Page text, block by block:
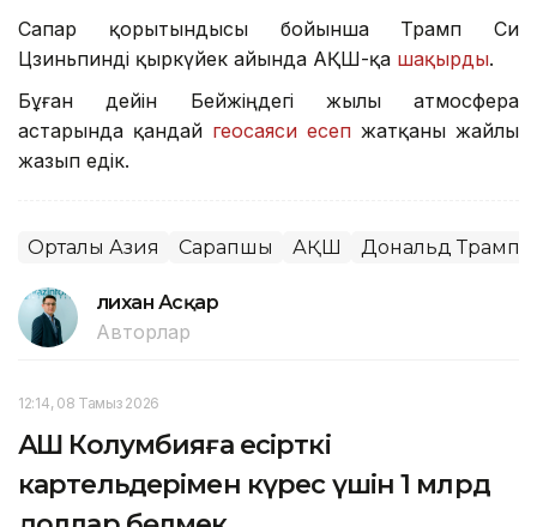
Сапар қорытындысы бойынша Трамп Си
Цзиньпинді қыркүйек айында АҚШ-қа шақырды.
Бұған дейін Бейжіңдегі жылы атмосфера
астарында қандай геосаяси есеп жатқаны жайлы
жазып едік.
Орталық Азия Сарапшы АҚШ Дональд Трамп
Әлихан Асқар
Авторлар
12:14, 08 Тамыз 2026
АҚШ Колумбияға есірткі
картельдерімен күрес үшін 1 млрд